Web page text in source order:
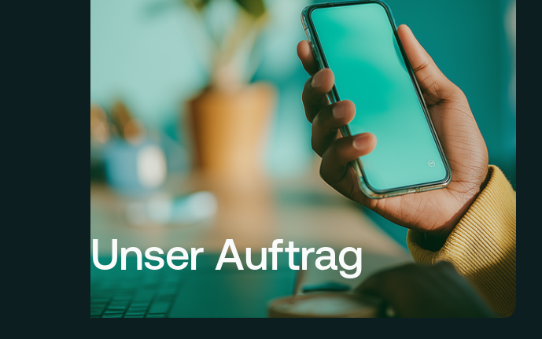
Unser Auftrag
Mit unseren Embedded-Banking-Lösungen setzen wir neue
Massstäbe in der Integration von Finanzprozessen – weltweit.